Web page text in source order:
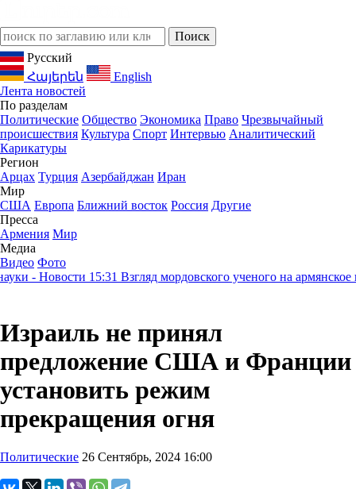
Русский
Հայերեն
English
Лента новостей
По разделам
Политические Общество Экономика Право Чрезвычайный
происшествия Культура Спорт Интервью Аналитический
Карикатуры
Регион
Арцах Турция Азербайджан Иран
Мир
США Европа Ближний восток Россия Другие
Пресса
Армения Мир
Медиа
Видео Фото
- Новости15:31Взгляд мордовского ученого на армянское
Израиль не принял
предложение США и Франции
установить режим
прекращения огня
Политические 26 Сентябрь, 2024 16:00